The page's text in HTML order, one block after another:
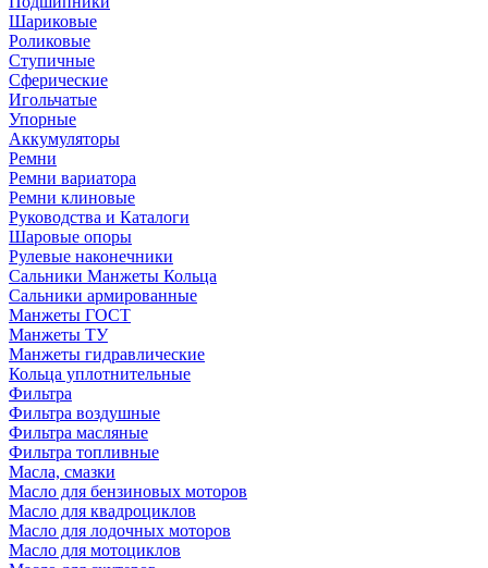
Шариковые
Роликовые
Ступичные
Сферические
Игольчатые
Упорные
Аккумуляторы
Ремни
Ремни вариатора
Ремни клиновые
Руководства и Каталоги
Шаровые опоры
Рулевые наконечники
Сальники Манжеты Кольца
Сальники армированные
Манжеты ГОСТ
Манжеты ТУ
Манжеты гидравлические
Кольца уплотнительные
Фильтра
Фильтра воздушные
Фильтра масляные
Фильтра топливные
Масла, смазки
Масло для бензиновых моторов
Масло для квадроциклов
Масло для лодочных моторов
Масло для мотоциклов